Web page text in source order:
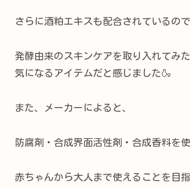
さらに酒粕エキスも配合されているので
発酵由来のスキンケアを取り入れてみた
気になるアイテムだと感じました🍶
また、メーカーによると、
防腐剤・合成界面活性剤・合成香料を使
赤ちゃんから大人まで使えることを目